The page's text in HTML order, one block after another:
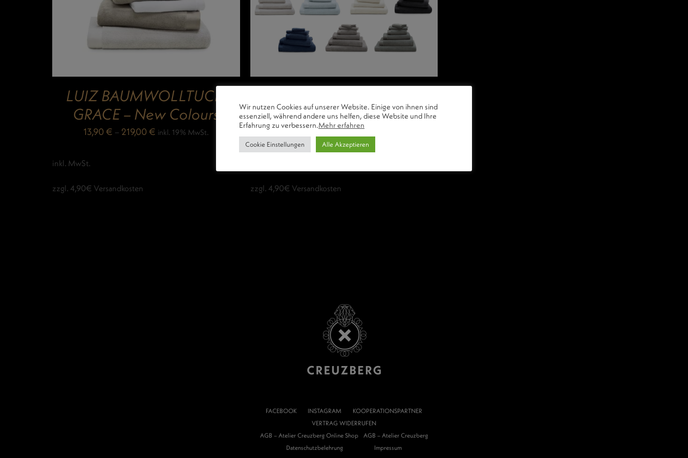
LUIZ BAUMWOLLTUCH
GRACE – New Colours
13,90 € – 219,00 € inkl. 19% MwSt.
inkl. MwSt.
zzgl. 4,90€ Versandkosten
GRACE
13,90€–219,00€
zzgl. 4,90€ Versandkosten
FACEBOOK INSTAGRAM
KOOPERATIONSPARTNER
VERTRAG WIDERRUFEN
AGB – Atelier Creuzberg Online Shop
AGB – Atelier Creuzberg
Datenschutzbelehrung
Impressum
Wir nutzen Cookies auf unserer Website. Einige von ihnen sind
essenziell, während andere uns helfen, diese Website und Ihre
Erfahrung zu verbessern.Mehr erfahren
Cookie Einstellungen Alle Akzeptieren